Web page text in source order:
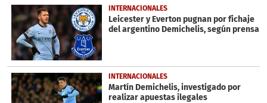
18
seconds
INTERNACIONALES
Leicester y Everton pugnan por fichaje
del argentino Demichelis, según prensa
INTERNACIONALES
Martín Demichelis, investigado por
realizar apuestas ilegales